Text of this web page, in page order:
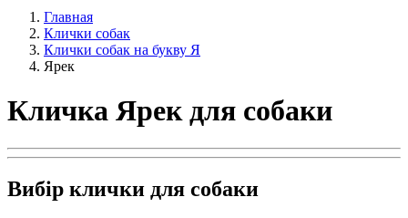
Главная
Клички собак
Клички собак на букву Я
Ярек
Кличка Ярек для собаки
Вибір клички для собаки